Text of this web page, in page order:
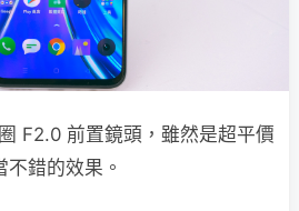
F2.0 前置鏡頭，雖然是超平價
錯的效果。